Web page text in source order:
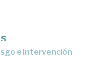
e intervención